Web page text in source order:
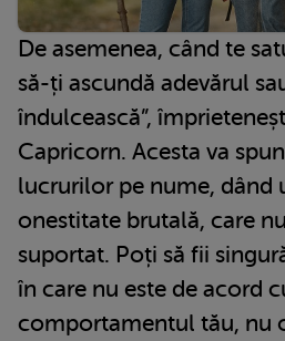
De asemenea, când te
să-ți ascundă adevărul
îndulcească”,
Capricorn. Acesta va
lucrurilor pe nume, dând
onestitate brutală, care
suportat. Poți să fii
în care nu este de acord
comportamentul tău, nu